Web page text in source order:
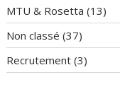
MTU & Rosetta (13)
Non classé (37)
Recrutement (3)